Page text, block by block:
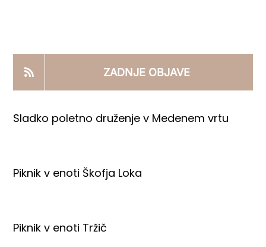
PRODAJNI IZDELKI
AKTUALNO
ZADNJE OBJAVE
Sladko poletno druženje v Medenem vrtu
Piknik v enoti Škofja Loka
Piknik v enoti Tržič